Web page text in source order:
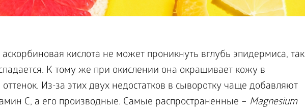
кислота не может проникнуть вглубь эпидермиса, так
К тому же при окислении она окрашивает кожу в
Из-за этих двух недостатков в сыворотку чаще добавляют
C, а его производные. Самые распространенные – Magnesium